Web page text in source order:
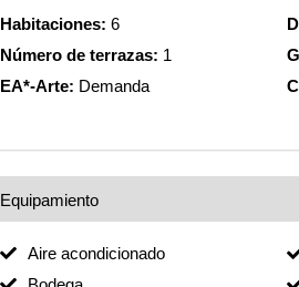
Habitaciones: 6
Número de terrazas: 1
EA*-Arte: Demanda
Equipamiento
Aire acondicionado